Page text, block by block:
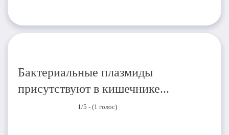
Бактериальные плазмиды
присутствуют в кишечнике...
1/5 - (1 голос)